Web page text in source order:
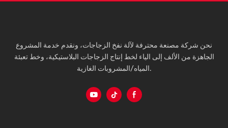
نحن شركة مصنعة محترفة لآلة نفخ الزجاجات، ونقدم خدمة المشروع
الجاهزة من الألف إلى الياء لخط إنتاج الزجاجات البلاستيكية، وخط تعبئة
المياه/المشروبات الغازية.